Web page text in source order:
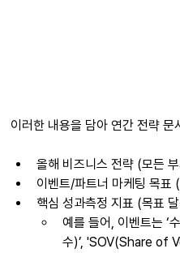
이러한 내용을 담아 연간 전략
올해 비즈니스 전략 (모든
이벤트/파트너 마케팅 목표
핵심 성과측정 지표 (목표
예를 들어, 이벤트는 ‘
수)’, 'SOV(Share of